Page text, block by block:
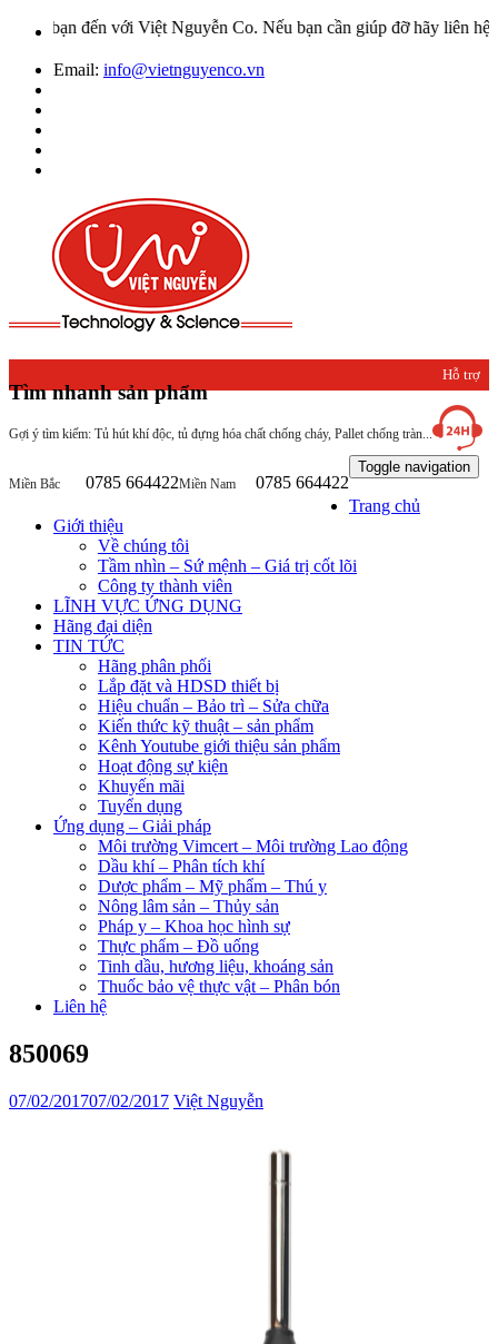
bạn đến với Việt Nguyễn Co. Nếu bạn cần giúp đỡ hãy liên hệ với
Email: info@vietnguyenco.vn
Tìm nhanh sản phẩm
Gợi ý tìm kiếm: Tủ hút khí độc, tủ đựng hóa chất chống cháy, Pallet chống tràn...
Hỗ trợ
khách
hàng
Miền Bắc 0785 664422Miền Nam 0785 664422
Toggle navigation
Trang chủ
Giới thiệu
Về chúng tôi
Tầm nhìn – Sứ mệnh – Giá trị cốt lõi
Công ty thành viên
LĨNH VỰC ỨNG DỤNG
Hãng đại diện
TIN TỨC
Hãng phân phối
Lắp đặt và HDSD thiết bị
Hiệu chuẩn – Bảo trì – Sửa chữa
Kiến thức kỹ thuật – sản phẩm
Kênh Youtube giới thiệu sản phẩm
Hoạt động sự kiện
Khuyến mãi
Tuyển dụng
Ứng dụng – Giải pháp
Môi trường Vimcert – Môi trường Lao động
Dầu khí – Phân tích khí
Dược phẩm – Mỹ phẩm – Thú y
Nông lâm sản – Thủy sản
Pháp y – Khoa học hình sự
Thực phẩm – Đồ uống
Tinh dầu, hương liệu, khoáng sản
Thuốc bảo vệ thực vật – Phân bón
Liên hệ
850069
07/02/201707/02/2017 Việt Nguyễn